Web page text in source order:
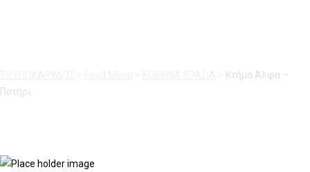
Kτήμα Άλφα –
Ποτήρι